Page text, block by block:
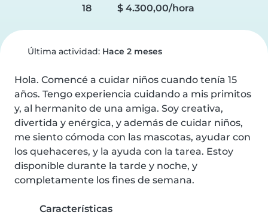
18
$ 4.300,00/hora
Última actividad: Hace 2 meses
Hola. Comencé a cuidar niños cuando tenía 15
años. Tengo experiencia cuidando a mis primitos
y, al hermanito de una amiga. Soy creativa,
divertida y enérgica, y además de cuidar niños,
me siento cómoda con las mascotas, ayudar con
los quehaceres, y la ayuda con la tarea. Estoy
disponible durante la tarde y noche, y
completamente los fines de semana.
Características